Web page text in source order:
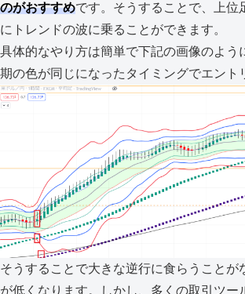
のがおすすめです。そうすることで、上位
にトレンドの波に乗ることができます。
具体的なやり方は簡単で下記の画像のよう
期の色が同じになったタイミングでエント
そうすることで大きな逆行に食らうことが
が低くなります。しかし、多くの取引ツー